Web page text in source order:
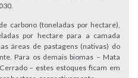
carbono (toneladas por hectare),
por hectare para a camada
áreas de pastagens (nativas) do
Para os demais biomas – Mata
– estes estoques ficam em